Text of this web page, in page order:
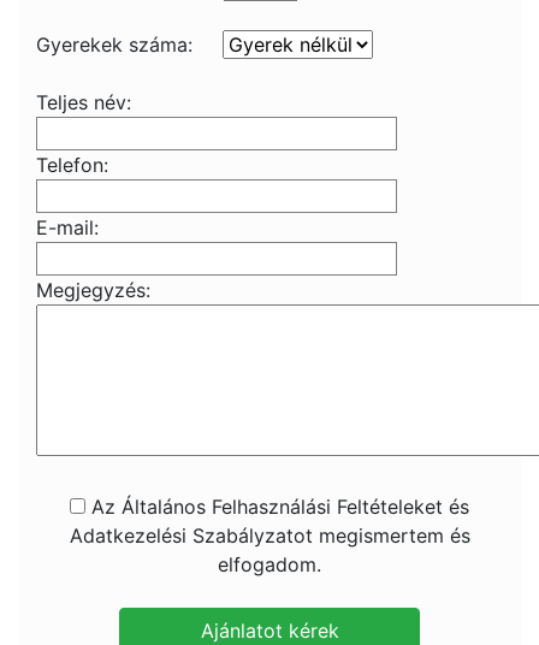
Gyerekek száma:
Teljes név:
Telefon:
E-mail:
Megjegyzés:
Az Általános Felhasználási Feltételeket és
Adatkezelési Szabályzatot megismertem és
elfogadom.